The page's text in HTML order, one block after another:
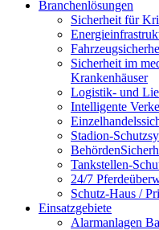
Branchenlösungen
Sicherheit für
Sicherheit im
Krankenhäuser
Logistik- und
Intelligente
Stadion-
Tankstellen-
24/7
Schutz-Haus /
Einsatzgebiete
Alarmanlagen